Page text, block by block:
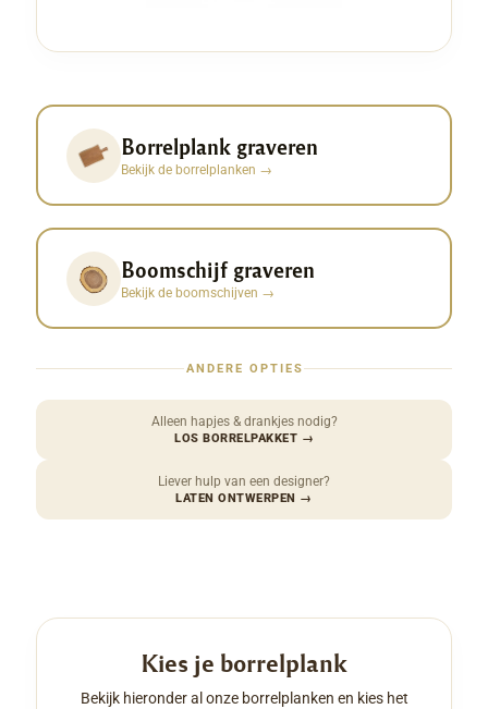
Borrelplank graveren
Bekijk de borrelplanken →
Boomschijf graveren
Bekijk de boomschijven →
ANDERE OPTIES
Alleen hapjes & drankjes nodig?
LOS BORRELPAKKET →
Liever hulp van een designer?
LATEN ONTWERPEN →
Kies je borrelplank
Bekijk hieronder al onze borrelplanken en kies het